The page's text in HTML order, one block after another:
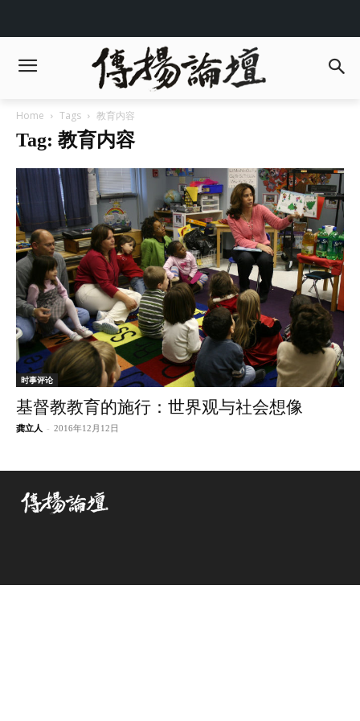
Home Tags 教育内容
Tag: 教育内容
时事评论
基督教教育的施行：世界观与社会想像
龚立人 - 2016年12月12日